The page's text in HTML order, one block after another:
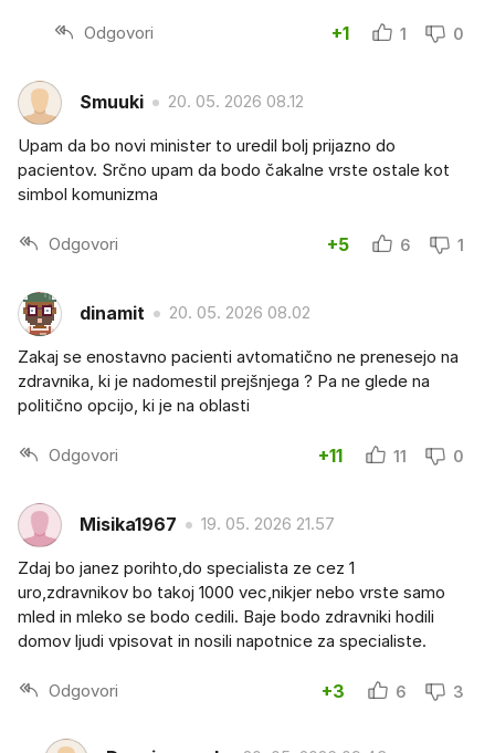
Odgovori +1 1 0
Smuuki 20. 05. 2026 08.12
Upam da bo novi minister to uredil bolj prijazno do
pacientov. Srčno upam da bodo čakalne vrste ostale kot
simbol komunizma
Odgovori +5 6 1
dinamit 20. 05. 2026 08.02
Zakaj se enostavno pacienti avtomatično ne prenesejo na
zdravnika, ki je nadomestil prejšnjega ? Pa ne glede na
politično opcijo, ki je na oblasti
Odgovori +11 11 0
Misika1967 19. 05. 2026 21.57
Zdaj bo janez porihto,do specialista ze cez 1
uro,zdravnikov bo takoj 1000 vec,nikjer nebo vrste samo
mled in mleko se bodo cedili. Baje bodo zdravniki hodili
domov ljudi vpisovat in nosili napotnice za specialiste.
Odgovori +3 6 3